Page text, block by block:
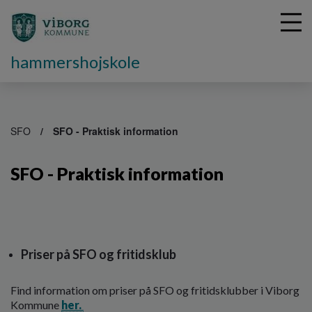
hammershojskole
SFO SFO - Praktisk information
SFO - Praktisk information
Priser på SFO og fritidsklub
Find information om priser på SFO og fritidsklubber i Viborg
Kommune her.